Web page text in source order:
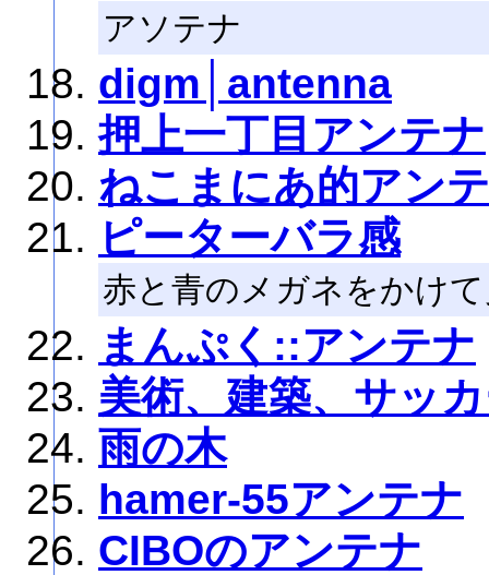
アソテナ
digm│antenna
押上一丁目アンテナ
ねこまにあ的アン
ピーターバラ感
赤と青のメガネをかけ
まんぷく::アンテナ
美術、建築、サッ
雨の木
hamer-55アンテナ
CIBOのアンテナ